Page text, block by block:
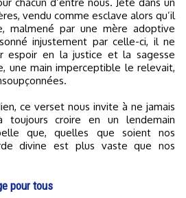
vendu comme esclave alors qu’il
malmené par une mère adoptive
injustement par celle-ci, il ne
espoir en la justice et la sagesse
une main imperceptible le relevait,
ce verset nous invite à ne jamais
toujours croire en un lendemain
que, quelles que soient nos
divine est plus vaste que nos
pour tous